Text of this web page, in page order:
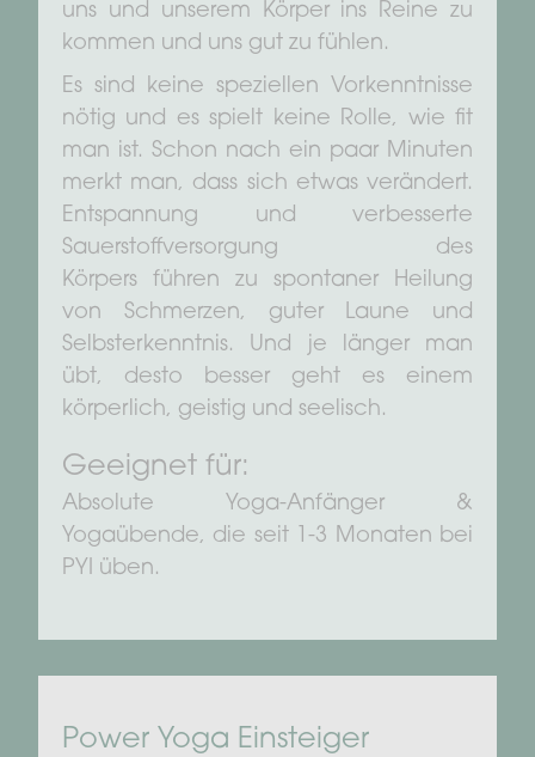
uns und unserem Körper ins Reine zu
kommen und uns gut zu fühlen.
Es sind keine speziellen Vorkenntnisse
nötig und es spielt keine Rolle, wie fit
man ist. Schon nach ein paar Minuten
merkt man, dass sich etwas verändert.
Entspannung und verbesserte
Sauerstoffversorgung des
Körpers führen zu spontaner Heilung
von Schmerzen, guter Laune und
Selbsterkenntnis. Und je länger man
übt, desto besser geht es einem
körperlich, geistig und seelisch.
Geeignet für:
Absolute Yoga-Anfänger &
Yogaübende, die seit 1-3 Monaten bei
PYI üben.
Power Yoga Einsteiger